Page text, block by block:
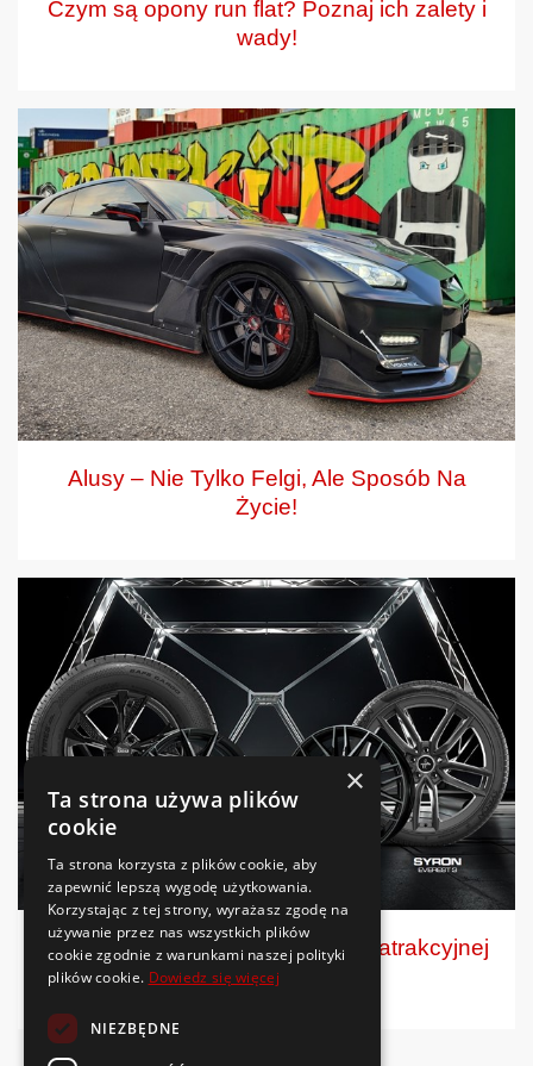
Czym są opony run flat? Poznaj ich zalety i
wady!
Alusy – Nie Tylko Felgi, Ale Sposób Na
Życie!
Berlin Tires: niemieckie opony w atrakcyjnej
cenie
×
Ta strona używa plików
cookie
Ta strona korzysta z plików cookie, aby
zapewnić lepszą wygodę użytkowania.
Korzystając z tej strony, wyrażasz zgodę na
używanie przez nas wszystkich plików
cookie zgodnie z warunkami naszej polityki
plików cookie. Dowiedz się więcej
NIEZBĘDNE